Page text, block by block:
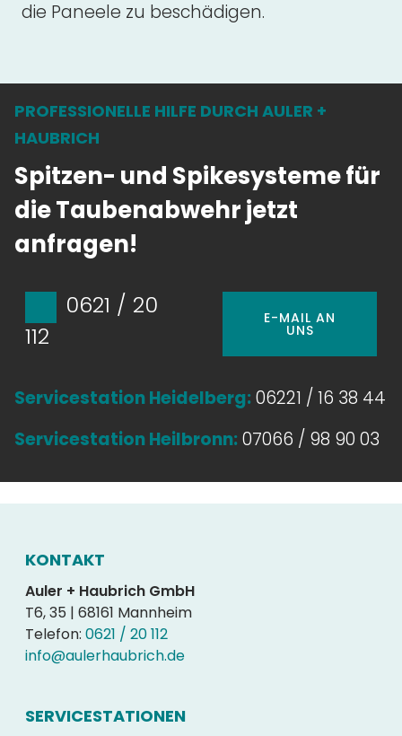
die Paneele zu beschädigen.
PROFESSIONELLE HILFE DURCH AULER +
HAUBRICH
Spitzen- und Spikesysteme für
die Taubenabwehr jetzt
anfragen!
0621 / 20
112
E-MAIL AN
UNS
Servicestation Heidelberg: 06221 / 16 38 44
Servicestation Heilbronn: 07066 / 98 90 03
KONTAKT
Auler + Haubrich GmbH
T6, 35 | 68161 Mannheim
Telefon: 0621 / 20 112
info@aulerhaubrich.de
SERVICESTATIONEN